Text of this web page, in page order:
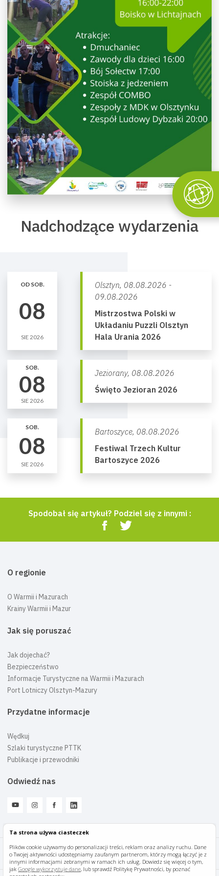
Ta strona używa ciasteczek
Plików cookie używamy do personalizacji treści, reklam oraz analizy ruchu. Dane
o Twojej aktywności udostępniamy zaufanym partnerom, którzy mogą łączyć je z
innymi informacjami zebranymi w ramach ich usług. Dowiedz się więcej o tym,
jak Google wykorzystuje dane, lub sprawdź Politykę Prywatności, by poznać
Nadchodzące wydarzenia
OD SOB.
08
SIE 2026
Olsztyn, 08.08.2026 -
09.08.2026
Mistrzostwa Polski w
Układaniu Puzzli Olsztyn
Hala Urania 2026
SOB.
08
SIE 2026
Jeziorany, 08.08.2026
Święto Jezioran 2026
SOB.
08
SIE 2026
Bartoszyce, 08.08.2026
Festiwal Trzech Kultur
Bartoszyce 2026
Spodobał się artykuł? Podziel się z innymi :
O regionie
O Warmii i Mazurach
Krainy Warmii i Mazur
Jak się poruszać
Jak dojechać?
Bezpieczeństwo
Informacje Turystyczne na Warmii i Mazurach
Port Lotniczy Olsztyn-Mazury
Przydatne informacje
Wędkuj
Szlaki turystyczne PTTK
Publikacje i przewodniki
Odwiedź nas
Mazury Travel © 2026